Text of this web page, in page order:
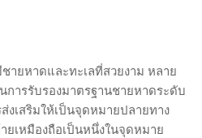
ายหาดและทะเลที่สวยงาม หลาย
การรับรองมาตรฐานชายหาดระดับ
งเสริมให้เป็นจุดหมายปลายทาง
ยเหมืองถือเป็นหนึ่งในจุดหมาย